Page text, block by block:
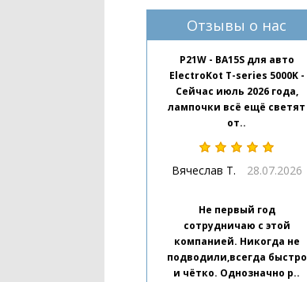
Отзывы о нас
P21W - BA15S для авто
ElectroKot T-series 5000K -
Сейчас июль 2026 года,
лампочки всё ещё светят
от..
Вячеслав Т. 28.07.2026
Не первый год
сотрудничаю с этой
компанией. Никогда не
подводили,всегда быстро
и чётко. Однозначно р..